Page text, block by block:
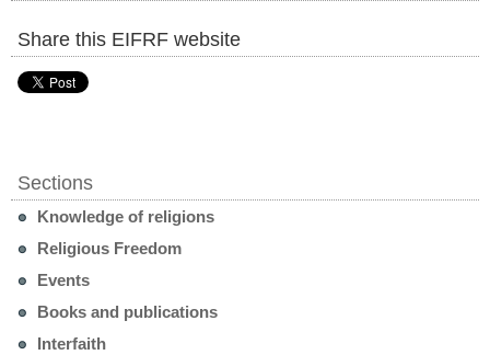
Share this EIFRF website
Sections
Knowledge of religions
Religious Freedom
Events
Books and publications
Interfaith